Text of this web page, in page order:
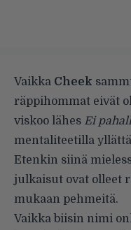
Vaikka Cheek
räppihommat eivät
viskoo lähes Ei
mentaliteetilla
Etenkin siinä
julkaisut ovat olleet
mukaan pehmeitä.
Vaikka biisin nimi